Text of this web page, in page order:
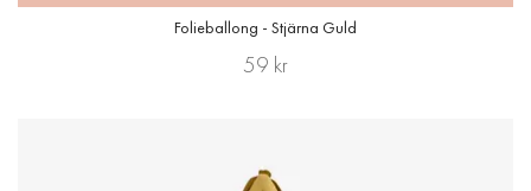
Folieballong - Stjärna Guld
59 kr